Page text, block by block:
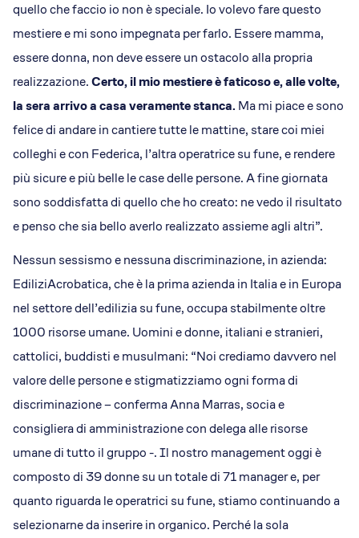
quello che faccio io non è speciale. Io volevo fare questo
mestiere e mi sono impegnata per farlo. Essere mamma,
essere donna, non deve essere un ostacolo alla propria
realizzazione.Certo, il mio mestiere è faticoso e, alle volte,
la sera arrivo a casa veramente stanca. Ma mi piace e sono
felice di andare in cantiere tutte le mattine, stare coi miei
colleghi e con Federica, l’altra operatrice su fune, e rendere
più sicure e più belle le case delle persone. A fine giornata
sono soddisfatta di quello che ho creato: ne vedo il risultato
e penso che sia bello averlo realizzato assieme agli altri”.
Nessun sessismo e nessuna discriminazione, in azienda:
EdiliziAcrobatica, che è la prima azienda in Italia e in Europa
nel settore dell’edilizia su fune, occupa stabilmente oltre
1000 risorse umane. Uomini e donne, italiani e stranieri,
cattolici, buddisti e musulmani: “Noi crediamo davvero nel
valore delle persone e stigmatizziamo ogni forma di
discriminazione – conferma Anna Marras, socia e
consigliera di amministrazione con delega alle risorse
umane di tutto il gruppo -. Il nostro management oggi è
composto di 39 donne su un totale di 71 manager e, per
quanto riguarda le operatrici su fune, stiamo continuando a
selezionarne da inserire in organico. Perché la sola